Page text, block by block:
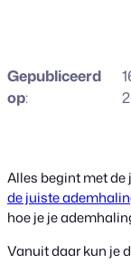
Gepubliceerd
op:
Alles begint met de
de juiste
hoe je je
Vanuit daar kun je